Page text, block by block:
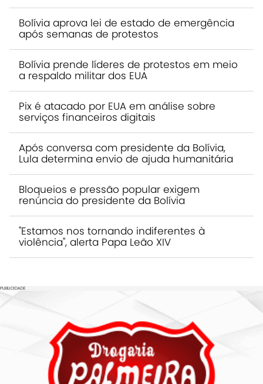
Bolívia aprova lei de estado de emergência
após semanas de protestos
Bolívia prende líderes de protestos em meio
a respaldo militar dos EUA
Pix é atacado por EUA em análise sobre
serviços financeiros digitais
Após conversa com presidente da Bolívia,
Lula determina envio de ajuda humanitária
Bloqueios e pressão popular exigem
renúncia do presidente da Bolívia
"Estamos nos tornando indiferentes à
violência", alerta Papa Leão XIV
PUBLICIDADE